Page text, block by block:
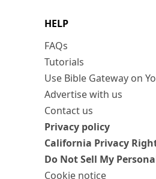
HELP
FAQs
Tutorials
Use Bible Gateway on
Advertise with us
Contact us
Privacy policy
California Privacy
Do Not Sell My
Cookie notice